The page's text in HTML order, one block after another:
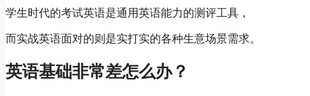
学生时代的考试英语是通用英语能力的测评工具，
而实战英语面对的则是实打实的各种生意场景需求。
英语基础非常差怎么办？